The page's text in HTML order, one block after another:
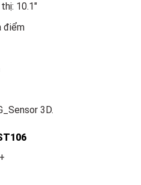
10.1″
điểm
3D.